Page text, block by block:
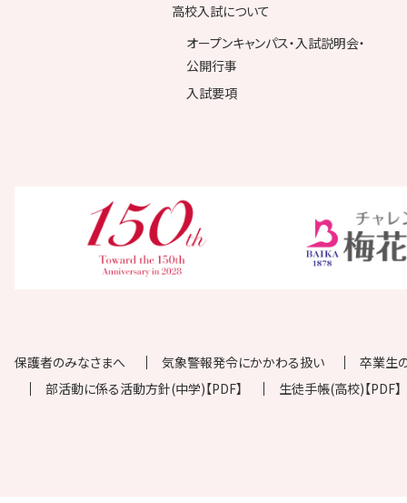
高校入試について
オープンキャンパス・入試説明会・
公開行事
入試要項
保護者のみなさまへ 気象警報発令にかかわる扱い
卒業生
部活動に係る活動方針(中学)【PDF】
生徒手帳(高校)【PDF】